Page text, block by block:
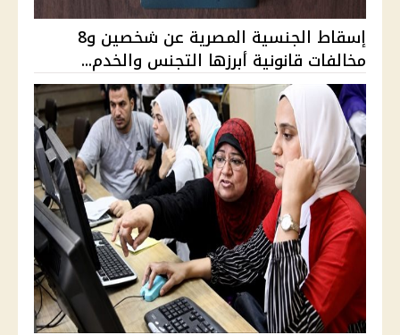
إسقاط الجنسية المصرية عن شخصين و8
مخالفات قانونية أبرزها التجنس والخدم...